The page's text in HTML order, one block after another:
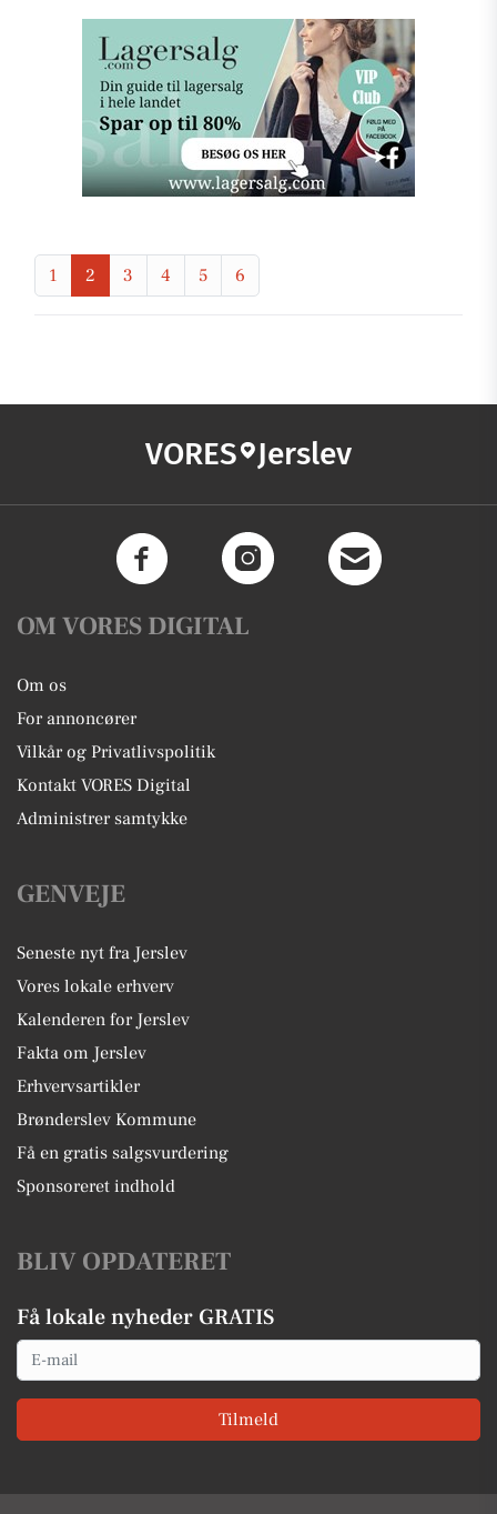
1 2 3 4 5 6
VORES Jerslev
OM VORES DIGITAL
Om os
For annoncører
Vilkår og Privatlivspolitik
Kontakt VORES Digital
Administrer samtykke
GENVEJE
Seneste nyt fra Jerslev
Vores lokale erhverv
Kalenderen for Jerslev
Fakta om Jerslev
Erhvervsartikler
Brønderslev Kommune
Få en gratis salgsvurdering
Sponsoreret indhold
BLIV OPDATERET
Få lokale nyheder GRATIS
Email
Tilmeld